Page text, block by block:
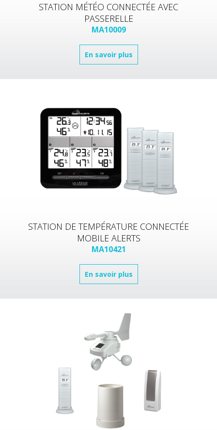
STATION MÉTÉO CONNECTÉE AVEC
PASSERELLE
MA10009
En savoir plus
STATION DE TEMPÉRATURE CONNECTÉE
MOBILE ALERTS
MA10421
En savoir plus